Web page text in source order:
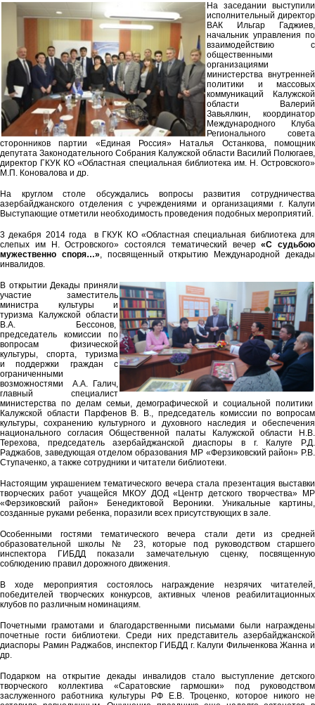
На заседании выступили
исполнительный директор
ВАК Ильгар Гаджиев,
начальник управления по
взаимодействию с
общественными
организациями
министерства внутренней
политики и массовых
коммуникаций Калужской
области Валерий
Завьялкин, координатор
Международного Клуба
Регионального совета
сторонников партии «Единая Россия» Наталья Останкова, помощник
депутата Законодательного Собрания Калужской области Василий Полюгаев,
директор ГКУК КО «Областная специальная библиотека им. Н. Островского»
М.П. Коновалова и др.
На круглом столе обсуждались вопросы развития сотрудничества
азербайджанского отделения с учреждениями и организациями г. Калуги
Выступающие отметили необходимость проведения подобных мероприятий.
3 декабря 2014 года в ГКУК КО «Областная специальная библиотека для
слепых им Н. Островского» состоялся тематический вечер«С судьбою
мужественно споря…», посвященный открытию Международной декады
инвалидов.
В открытии Декады приняли
участие заместитель
министра культуры и
туризма Калужской области
В.А. Бессонов,
председатель комиссии по
вопросам физической
культуры, спорта, туризма
и поддержки граждан с
ограниченными
возможностями А.А. Галич,
главный специалист
министерства по делам семьи, демографической и социальной политики
Калужской области Парфенов В. В., председатель комиссии по вопросам
культуры, сохранению культурного и духовного наследия и обеспечения
национального согласия Общественной палаты Калужской области Н.В.
Терехова, председатель азербайджанской диаспоры в г. Калуге Р.Д.
Раджабов, заведующая отделом образования МР «Ферзиковский район» Р.В.
Ступаченко, а также сотрудники и читатели библиотеки.
Настоящим украшением тематического вечера стала презентация выставки
творческих работ учащейся МКОУ ДОД «Центр детского творчества» МР
«Ферзиковский район» Бенедиктовой Вероники. Уникальные картины,
созданные руками ребенка, поразили всех присутствующих в зале.
Особенными гостями тематического вечера стали дети из средней
образовательной школы № 23, которые под руководством старшего
инспектора ГИБДД показали замечательную сценку, посвященную
соблюдению правил дорожного движения.
В ходе мероприятия состоялось награждение незрячих читателей,
победителей творческих конкурсов, активных членов реабилитационных
клубов по различным номинациям.
Почетными грамотами и благодарственными письмами были награждены
почетные гости библиотеки. Среди них представитель азербайджанской
диаспоры Рамин Раджабов, инспектор ГИБДД г. Калуги Фильченкова Жанна и
др.
Подарком на открытие декады инвалидов стало выступление детского
творческого коллектива «Саратовские гармошки» под руководством
заслуженного работника культуры РФ Е.В. Троценко, которое никого не